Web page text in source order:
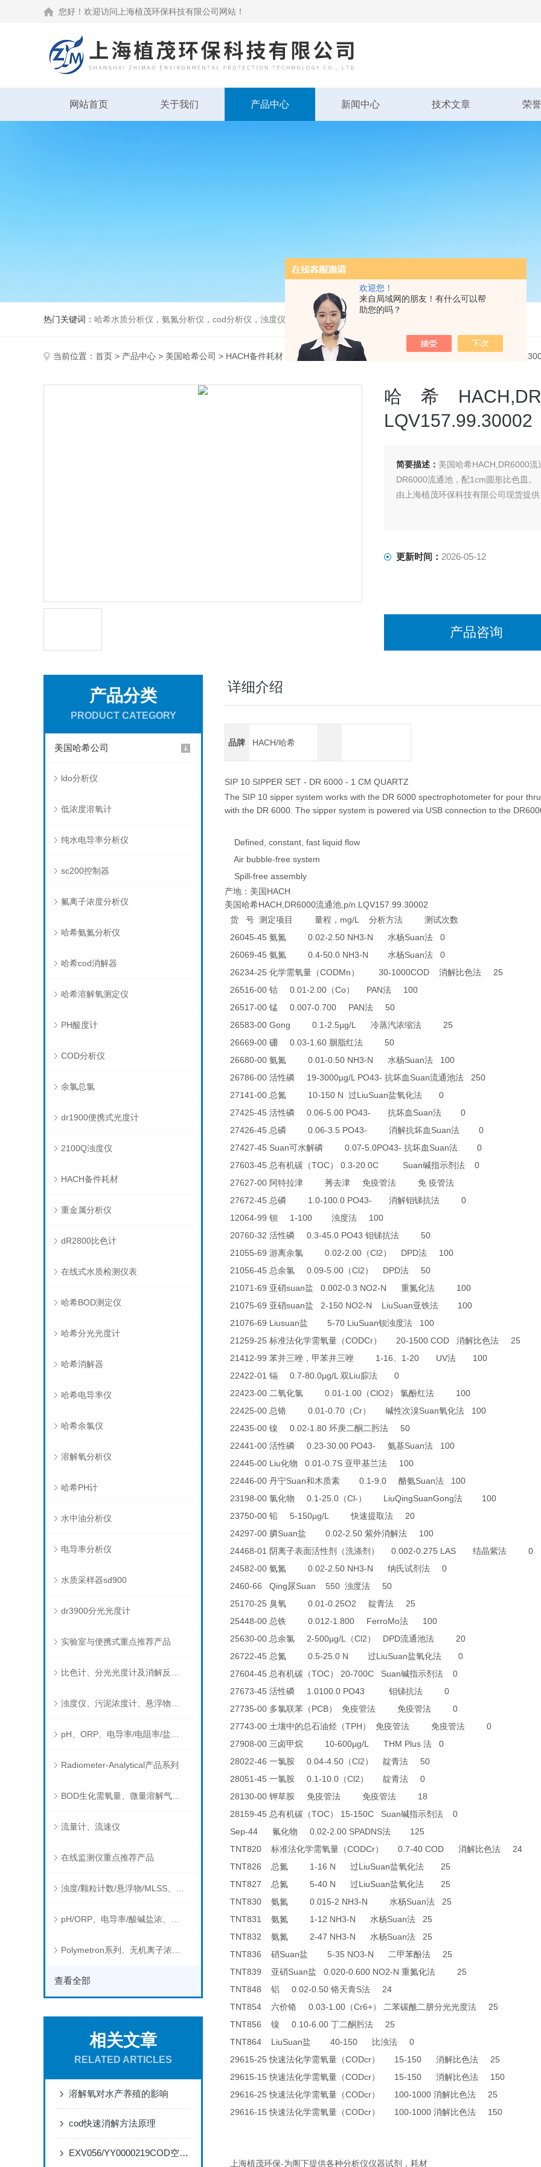
欢迎您！
来自局域网的朋友！有什么可以帮
助您的吗？
您好！欢迎访问上海植茂环保科技有限公司网站！
网站首页 关于我们 产品中心 新闻中心 技术文章 荣
热门关键词： 哈希水质分析仪，氨氮分析仪，cod分析仪，浊度仪，bod分析仪，溶解氧分析仪
当前位置： 首页 > 产品中心 > 美国哈希公司 > HACH备件耗材 > LQV157.99.30002哈希HACH,DR6000流通池价格
哈希
LQV157.99.30002
简要描述： 美国哈希HACH,DR6000
DR6000流通池，配1cm圆形比色皿。
由上海植茂环保科技有限公司现货提
更新时间： 2026-05-12
产品咨询
产品分类
PRODUCT CATEGORY
美国哈希公司
ldo分析仪
低浓度溶氧计
纯水电导率分析仪
sc200控制器
氟离子浓度分析仪
哈希氨氮分析仪
哈希cod消解器
哈希溶解氧测定仪
PH酸度计
COD分析仪
余氯总氯
dr1900便携式光度计
2100Q浊度仪
HACH备件耗材
重金属分析仪
dR2800比色计
在线式水质检测仪表
哈希BOD测定仪
哈希分光光度计
哈希消解器
哈希电导率仪
哈希余氯仪
溶解氧分析仪
哈希PH计
水中油分析仪
电导率分析仪
水质采样器sd900
dr3900分光光度计
实验室与便携式重点推荐产品
Radiometer-Analytical产品系列
BOD生化需氧量、微量溶解气体和现场水质测试组件以及其他分析仪
流量计、流速仪
在线监测仪重点推荐产品
查看全部
相关文章
RELATED ARTICLES
溶解氧对水产养殖的影响
cod快速消解方法原理
EXV056/YY0000219COD空气阀的特点和应用
详细介绍
品牌 HACH/哈希
SIP 10 SIPPER SET - DR 6000 - 1 CM QUARTZ
The SIP 10 sipper system works with the DR 6000 spectrophotometer for pour
with the DR 6000. The sipper system is powered via USB connection to the
Defined, constant, fast liquid flow
Air bubble-free system
Spill-free assembly
产地：美国HACH
美国哈希HACH,DR6000流通池,p/n.LQV157.99.30002
货 号 测定项目 量程， mg/L 分析方法 测试次数
26045-45 氨氮 0.02-2.50 NH3-N 水杨Suan法 0
26069-45 氨氮 0.4-50.0 NH3-N 水杨Suan法 0
26234-25 化学需氧量（CODMn ） 30-1000COD 消解比色法 25
26516-00 钴 0.01-2.00 （Co） PAN法 100
26517-00 锰 0.007-0.700 PAN法 50
26583-00 Gong 0.1-2.5µg/L 冷蒸汽浓缩法 25
26669-00 硼 0.03-1.60 胭脂红法 50
26680-00 氨氮 0.01-0.50 NH3-N 水杨Suan法 100
26786-00 活性磷 19-3000µg/L PO43- 抗坏血 Suan流通池法 250
27141-00 总氮 10-150 N 过LiuSuan盐氧化法 0
27425-45 活性磷 0.06-5.00 PO43- 抗坏血 Suan法 0
27426-45 总磷 0.06-3.5 PO43- 消解抗坏血 Suan法 0
27427-45 Suan可水解磷 0.07-5.0PO43- 抗坏血 Suan法 0
27603-45 总有机碳（TOC） 0.3-20.0C Suan碱指示剂法 0
27627-00 阿特拉津 莠去津 免疫管法 免 疫管法
27672-45 总磷 1.0-100.0 PO43- 消解钼锑抗法 0
12064-99 钡 1-100 浊度法 100
20760-32 活性磷 0.3-45.0 PO43 钼锑抗法 50
21055-69 游离余氯 0.02-2.00 （Cl2 ） DPD法 100
21056-45 总余氯 0.09-5.00 （Cl2 ） DPD法 50
21071-69 亚硝suan盐 0.002-0.3 NO2-N 重氮化法 100
21075-69 亚硝suan盐 2-150 NO2-N LiuSuan亚铁法 100
21076-69 Liusuan盐 5-70 LiuSuan钡浊度法 100
21259-25 标准法化学需氧量（CODCr） 20-1500 COD 消解比色法 25
21412-99 苯并三唑，甲苯并三唑 1-16、 1-20 UV法 100
22422-01 镉 0.7-80.0µg/L 双 Liu腙法 0
22423-00 二氧化氯 0.01-1.00 （ClO2 ） 氯酚红法 100
22425-00 总铬 0.01-0.70 （Cr） 碱性次溴Suan氧化法 100
22435-00 镍 0.02-1.80 环庚二酮二肟法 50
22441-00 活性磷 0.23-30.00 PO43- 氨基Suan法 100
22445-00 Liu化物 0.01-0.7S 亚甲基兰法 100
22446-00 丹宁Suan和木质素 0.1-9.0 酪氨Suan法 100
23198-00 氯化物 0.1-25.0 （Cl- ） LiuQingSuanGong法 100
23750-00 铅 5-150µg/L快速提取法 20
24297-00 膦Suan盐 0.02-2.50 紫外消解法 100
24468-01
阴离子表面活性剂（洗涤剂） 0.002-0.275 LAS 结晶紫法 0
24582-00 氨氮 0.02-2.50 NH3-N 纳氏试剂法 0
2460-66 Qing尿Suan 550 浊度法 50
25170-25 臭氧 0.01-0.25O2 靛青法 25
25448-00 总铁 0.012-1.800 FerroMo法 100
25630-00 总余氯 2-500µg/L （Cl2 ） DPD流通池法 20
26722-45 总氮 0.5-25.0 N 过LiuSuan盐氧化法 0
27604-45 总有机碳（TOC） 20-700C Suan碱指示剂法 0
27673-45 活性磷 1.0100.0 PO43 钼锑抗法 0
27735-00 多氯联苯（ PCB） 免疫管法 免疫管法 0
27743-00 土壤中的总石油烃（TPH ） 免疫管法 免疫管法 0
27908-00 三卤甲烷 10-600µg/L THM Plus 法 0
28022-46 一氯胺 0.04-4.50 （Cl2 ） 靛青法 50
28051-45 一氯胺 0.1-10.0 （Cl2 ） 靛青法 0
28130-00 钾草胺 免疫管法 免疫管法 18
28159-45 总有机碳（TOC） 15-150C Suan碱指示剂法 0
Sep-44 氟化物 0.02-2.00 SPADNS法 125
TNT820 标准法化学需氧量（CODCr） 0.7-40 COD 消解比色法 24
TNT826 总氮 1-16 N 过LiuSuan盐氧化法 25
TNT827 总氮 5-40 N 过LiuSuan盐氧化法 25
TNT830 氨氮 0.015-2 NH3-N 水杨Suan法 25
TNT831 氨氮 1-12 NH3-N 水杨Suan法 25
TNT832 氨氮 2-47 NH3-N 水杨Suan法 25
TNT836 硝Suan盐 5-35 NO3-N 二甲苯酚法 25
TNT839 亚硝Suan盐 0.020-0.600 NO2-N 重氮化法 25
TNT848 铝 0.02-0.50 铬天青S法 24
TNT854 六价铬 0.03-1.00 （Cr6+） 二苯碳酰二肼分光光度法 25
TNT856 镍 0.10-6.00 丁二酮肟法 25
TNT864 LiuSuan盐 40-150 比浊法 0
29615-25快速法化学需氧量（CODcr） 15-150 消解比色法 25
29615-15快速法化学需氧量（CODcr） 15-150 消解比色法 150
29616-25快速法化学需氧量（CODcr） 100-1000 消解比色法 25
29616-15快速法化学需氧量（CODcr） 100-1000 消解比色法 150
上海植茂环保-为阁下提供各种分析仪仪器试剂，耗材